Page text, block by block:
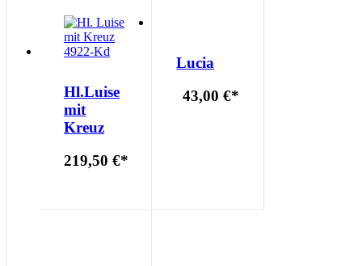
Hl.Luise
mit
Kreuz
219,50 €*
Lucia
43,00 €*